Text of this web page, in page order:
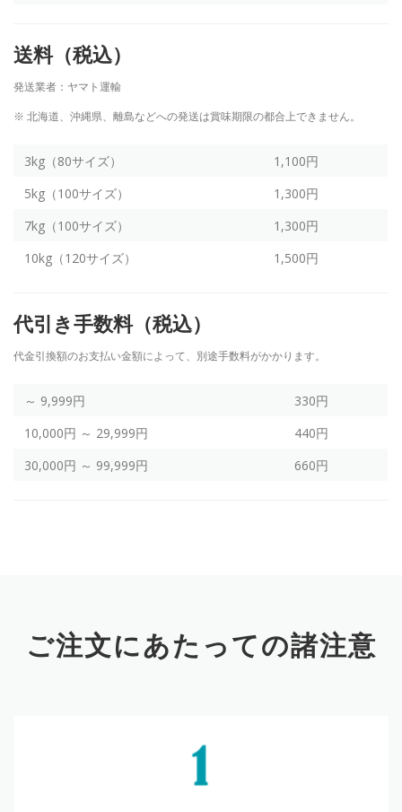
送料（税込）
発送業者：ヤマト運輸
※ 北海道、沖縄県、離島などへの発送は賞味期限の都合上できません。
3kg（80サイズ）
1,100円
5kg（100サイズ）
1,300円
7kg（100サイズ）
1,300円
10kg（120サイズ）
1,500円
代引き手数料（税込）
代金引換額のお支払い金額によって、別途手数料がかかります。
～ 9,999円
330円
10,000円 ～ 29,999円
440円
30,000円 ～ 99,999円
660円
ご注文にあたっての諸注意